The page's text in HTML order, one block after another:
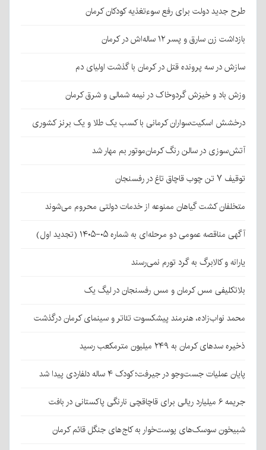
طرح جدید دولت برای رفع سوءتغذیه کودکان کرمان
بازداشت زن سارق و پسر ۱۲ ساله‌اش در کرمان
سازش در سه پرونده قتل در کرمان با گذشت اولیای دم
وزش باد و خیزش گردوخاک در نیمه شمالی و شرق کرمان
درخشش اسکیت‌سواران کرمانی با کسب یک طلا و یک برنز کشوری
آتش‌سوزی در سالن رنگ کرمان‌موتور بم مهار شد
توقیف ۷ تن چوب قاچاق تاغ در رفسنجان
متخلفان کشت گیاهان ممنوعه از خدمات دولتی محروم می‌شوند
آگهی مناقصه عمومی دو مرحله‌ای به شماره ۰۵-۱۴۰۵ (تجدید اول)
یارانه و کالابرگ به گرد تورم نمی‌رسند
بلاتکلیفی مس کرمان و مس رفسنجان در لیگ یک
محمد نواب‌زاده، هنرمند پیشکسوت تئاتر و سینمای کرمان درگذشت
ذخیره سدهای کرمان به ۲۴۹ میلیون مترمکعب رسید
پایان عملیات جست‌وجو در جیرفت؛ کودک ۴ ساله دلفاردی پیدا شد
جریمه ۶ میلیارد ریالی برای قاچاقچی نارنگی پاکستانی در بافت
شبیخون سوسک‌های پوست‌خوار به کاج‌های جنگل قائم کرمان